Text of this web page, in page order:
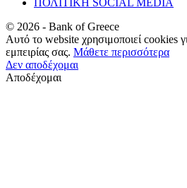
© 2026 - Bank of Greece
Αυτό το website χρησιμοποιεί cookies
εμπειρίας σας. Μάθετε περισσότερα
Δεν αποδέχομαι
Αποδέχομαι